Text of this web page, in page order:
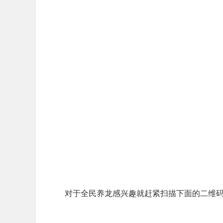
对于全民养龙感兴趣就赶紧扫描下面的二维